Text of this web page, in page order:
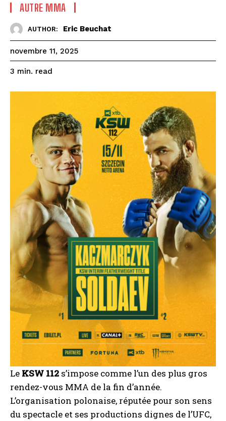
AUTRE MMA
AUTHOR: Eric Beuchat
novembre 11, 2025
3 min. read
Le KSW 112 s’impose comme l’un des plus gros
rendez-vous MMA de la fin d’année.
L’organisation polonaise, réputée pour son sens
du spectacle et ses productions dignes de l’UFC,